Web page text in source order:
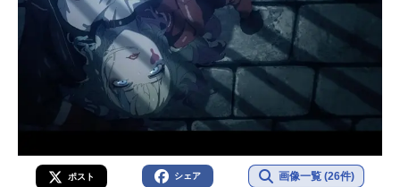
ポスト シェア 画像一覧 (26件)